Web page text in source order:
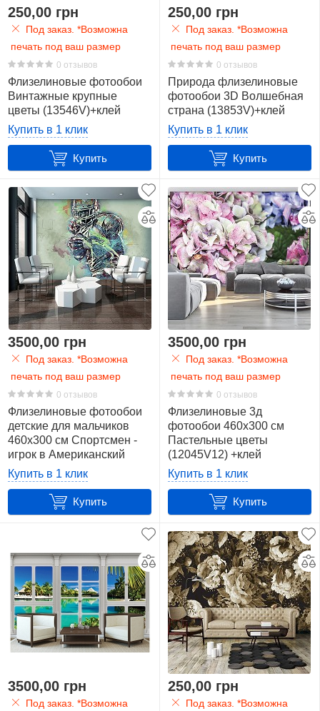
250,00 грн
Под заказ. *Возможна
печать под ваш размер
0 отзывов
Флизелиновые фотообои
Винтажные крупные
цветы (13546V)+клей
Купить в 1 клик
Купить
250,00 грн
Под заказ. *Возможна
печать под ваш размер
0 отзывов
Природа флизелиновые
фотообои 3D Волшебная
страна (13853V)+клей
Купить в 1 клик
Купить
3500,00 грн
Под заказ. *Возможна
печать под ваш размер
0 отзывов
Флизелиновые фотообои
детские для мальчиков
460x300 см Спортсмен -
игрок в Американский
футбол (13140V12) +клей
Купить в 1 клик
Купить
3500,00 грн
Под заказ. *Возможна
печать под ваш размер
0 отзывов
Флизелиновые 3д
фотообои 460x300 см
Пастельные цветы
(12045V12) +клей
Купить в 1 клик
Купить
3500,00 грн
Под заказ. *Возможна
250,00 грн
Под заказ. *Возможна